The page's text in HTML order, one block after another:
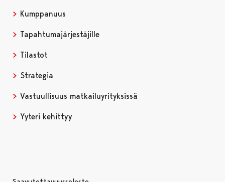
Kumppanuus
Tapahtumajärjestäjille
Tilastot
Strategia
Vastuullisuus matkailuyrityksissä
Yyteri kehittyy